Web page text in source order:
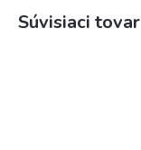
Súvisiaci tovar